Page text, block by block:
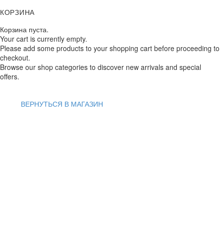
КОРЗИНА
Корзина пуста.
Your cart is currently empty.
Please add some products to your shopping cart before proceeding to
checkout.
Browse our shop categories to discover new arrivals and special
offers.
ВЕРНУТЬСЯ В МАГАЗИН